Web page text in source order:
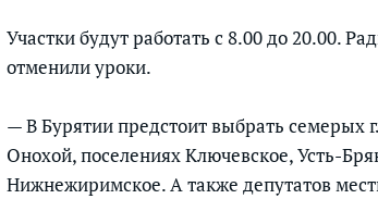
Участки будут работать с 8.00 до 20.00.
отменили уроки.
— В Бурятии предстоит выбрать семерых
Онохой, поселениях Ключевское, Усть-
Нижнежиримское. А также депутатов